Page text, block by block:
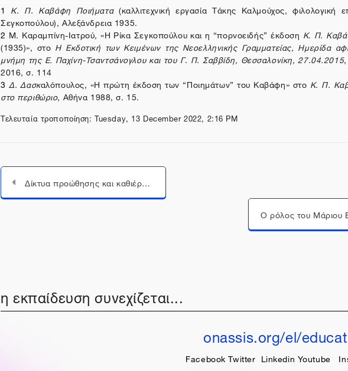
1 Κ. Π. Καβάφη Ποιήματα(καλλιτεχνική εργασία Τάκης Καλμούχος, φιλολογική
Σεγκοπούλου), Αλεξάνδρεια 1935.
2 Μ. Καραμπίνη-Ιατρού, «Η Ρίκα Σεγκοπούλου και η “πορνοειδής” έκδοση Κ. Π.
(1935)», στο Η Εκδοτική των Κειμένων της Νεοελληνικής Γραμματείας, Ημερίδα
μνήμη της Ε. Παχίνη-Τσαντσάνογλου και του Γ. Π. Σαββίδη, Θεσσαλονίκη, 27.04.2015
2016, σ. 114
3 Δ. Δασκαλόπουλος, «Η πρώτη έκδοση των “Ποιημάτων” του Καβάφη» στο Κ. Π.
στο περιθώριο, Αθήνα 1988, σ. 15.
Τελευταία τροποποίηση: Tuesday, 13 December 2022, 2:16 PM
Δίκτυα προώθησης και καθιέρωσης του Καβάφη στην Αθήνα
Ο ρόλος του Μάριου
η εκπαίδευση συνεχίζεται...
onassis.org/el/
Facebook Twitter Linkedin Youtube